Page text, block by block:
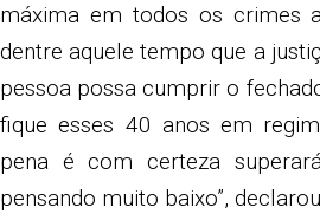
máxima em todos os crimes
dentre aquele tempo que a
pessoa possa cumprir o
fique esses 40 anos em
pena é com certeza
pensando muito baixo”,